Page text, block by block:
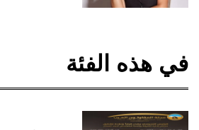
في هذه الفئة